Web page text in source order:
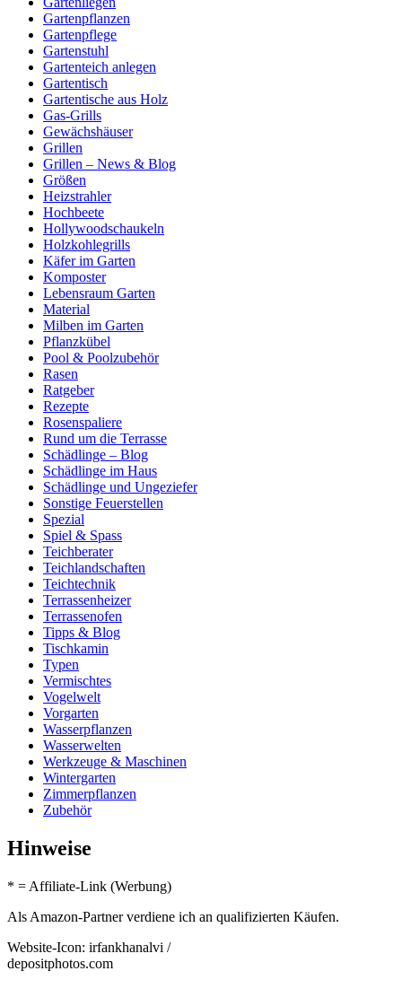
Gartenpflanzen
Gartenpflege
Gartenstuhl
Gartenteich anlegen
Gartentisch
Gartentische aus Holz
Gas-Grills
Gewächshäuser
Grillen
Grillen – News & Blog
Größen
Heizstrahler
Hochbeete
Hollywoodschaukeln
Holzkohlegrills
Käfer im Garten
Komposter
Lebensraum Garten
Material
Milben im Garten
Pflanzkübel
Pool & Poolzubehör
Rasen
Ratgeber
Rezepte
Rosenspaliere
Rund um die Terrasse
Schädlinge – Blog
Schädlinge im Haus
Schädlinge und Ungeziefer
Sonstige Feuerstellen
Spezial
Spiel & Spass
Teichberater
Teichlandschaften
Teichtechnik
Terrassenheizer
Terrassenofen
Tipps & Blog
Tischkamin
Typen
Vermischtes
Vogelwelt
Vorgarten
Wasserpflanzen
Wasserwelten
Werkzeuge & Maschinen
Wintergarten
Zimmerpflanzen
Zubehör
Hinweise
* = Affiliate-Link (Werbung)
Als Amazon-Partner verdiene ich an qualifizierten Käufen.
Website-Icon: irfankhanalvi /
depositphotos.com